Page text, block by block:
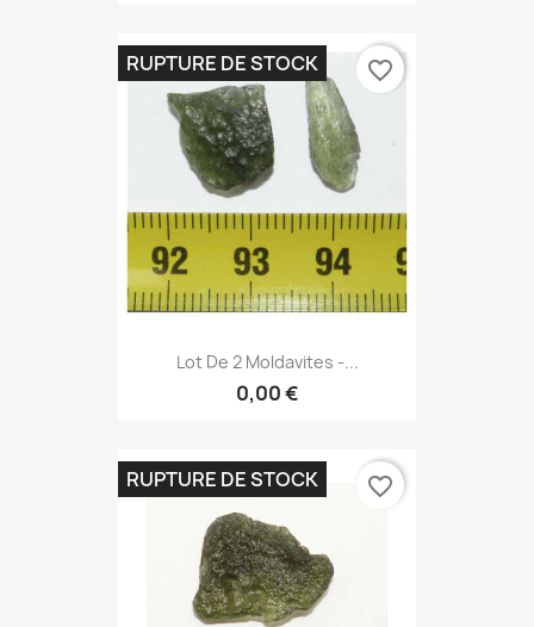
Lot De 2 Moldavites -...
0,00 €
RUPTURE DE STOCK favorite_border
RUPTURE DE STOCK favorite_border